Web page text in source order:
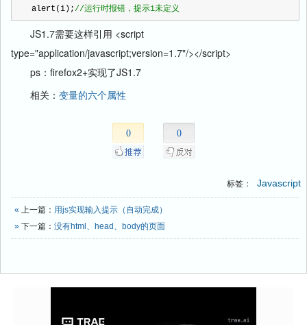
alert(i);//运行时报错，提示i未定义
JS1.7需要这样引用 <script
type="application/javascript;version=1.7"/></script>
ps：firefox2+实现了JS1.7
相关： 变量的六个属性
0 0
标签： Javascript
« 上一篇： 用js实现输入提示（自动完成）
» 下一篇： 没有html、head、body的页面